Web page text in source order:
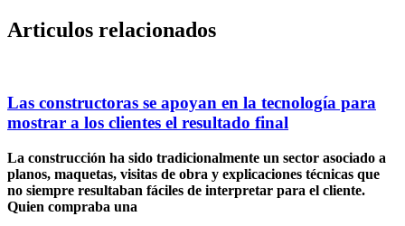
Articulos relacionados
Las constructoras se apoyan en la tecnología para
mostrar a los clientes el resultado final
La construcción ha sido tradicionalmente un sector asociado a
planos, maquetas, visitas de obra y explicaciones técnicas que
no siempre resultaban fáciles de interpretar para el cliente.
Quien compraba una